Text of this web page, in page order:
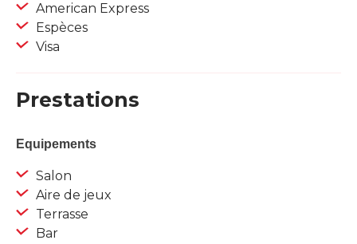
American Express
Espèces
Visa
Prestations
Equipements
Salon
Aire de jeux
Terrasse
Bar